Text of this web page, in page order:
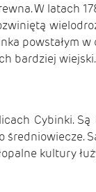
W latach
powstałym
bardziej wiejski.
Cybinki.
kultury